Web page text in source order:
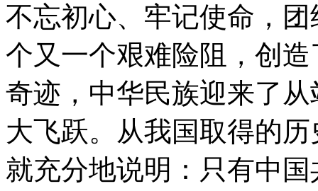
不忘初心、牢记使命，
个又一个艰难险阻，创
奇迹，中华民族迎来了
大飞跃。从我国取得的
就充分地说明：只有中